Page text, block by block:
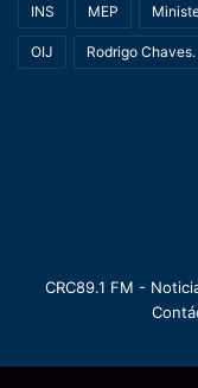
INS MEP
OIJ Rodrigo Chaves.
CRC89.1 FM -